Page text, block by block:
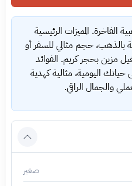
الفاخرة. المميزات الرئيسية
حجم مثالي للسفر أو
مزين بحجر كريم. الفوائد
اليومية، مثالية كهدية
والجمال الراقي.
صغير